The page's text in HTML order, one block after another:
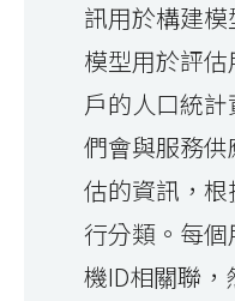
訊用於構建
模型用於評
戶的人口統
們會與服務
估的資訊，
行分類。每
機ID相關聯，